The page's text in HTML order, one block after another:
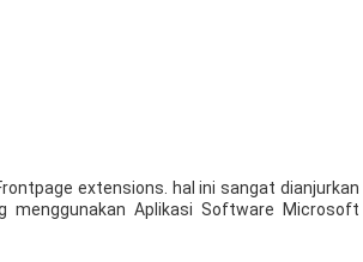
extensions. hal ini sangat dianjurkan
menggunakan Aplikasi Software Microsoft